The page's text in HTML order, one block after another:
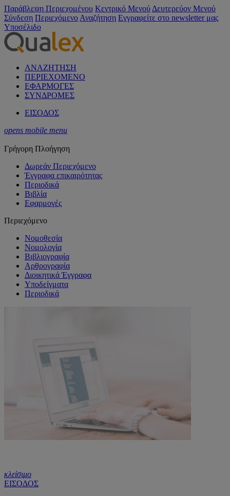
Παράβλεψη Περιεχομένου Κεντρικό Μενού Δευτερεύον Μενού
Σύνδεση Περιεχόμενο Αναζήτηση Εγγραφείτε στο newsletter μας
Υποσέλιδο
ΑΝΑΖΗΤΗΣΗ
ΠΕΡΙΕΧΟΜΕΝΟ
ΕΦΑΡΜΟΓΕΣ
ΣΥΝΔΡΟΜΕΣ
ΕΙΣΟΔΟΣ
opens mobile menu
Γρήγορη Πλοήγηση
Δωρεάν Περιεχόμενο
Έγγραφα επικαιρότητας
Περιοδικά
Βιβλία
Εφαρμογές
Περιεχόμενο
Νομοθεσία
Νομολογία
Βιβλιογραφία
Αρθρογραφία
Διοικητικά Έγγραφα
Υποδείγματα
Περιοδικά
κλείσιμο
ΕΙΣΟΔΟΣ